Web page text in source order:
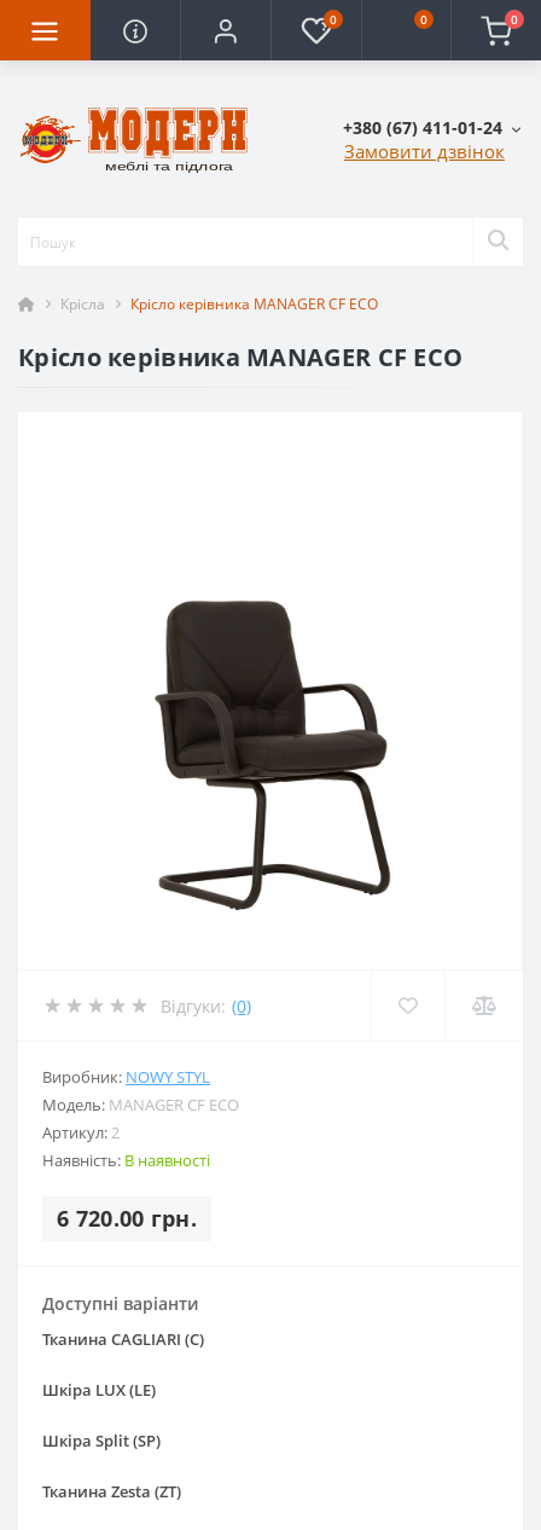
0 0 0
+380 (67) 411-01-24
Замовити дзвінок
Крісла Крісло керівника MANAGER CF ECO
Крісло керівника MANAGER CF ECO
Відгуки: (0)
Виробник: NOWY STYL
Модель: MANAGER CF ECO
Артикул:2
Наявність: В наявності
6 720.00 грн.
Доступні варіанти
Тканина CAGLIARI (С)
Шкіра LUX (LE)
Шкіра Split (SP)
Тканина Zesta (ZT)